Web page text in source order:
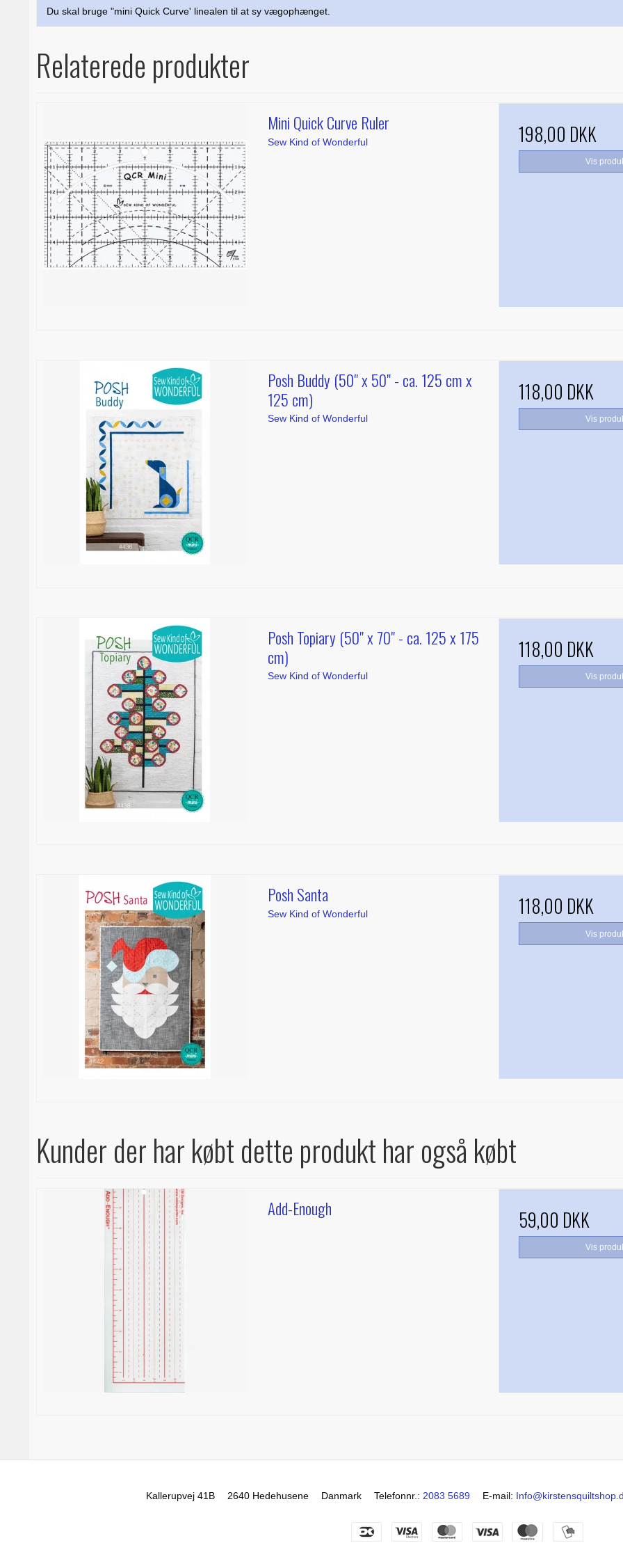
Du skal bruge "mini Quick Curve' linealen til at sy vægophænget.
Relaterede produkter
Mini Quick Curve Ruler
Sew Kind of Wonderful 198,00 DKK
Vis
Posh Buddy (50" x 50" - ca. 125 cm x
125 cm)
Sew Kind of Wonderful
118,00 DKK
Vis
Posh Topiary (50" x 70" - ca. 125 x 175
cm)
Sew Kind of Wonderful
118,00 DKK
Vis
Posh Santa
Sew Kind of Wonderful 118,00 DKK
Vis
Kunder der har købt dette produkt har også købt
Add-Enough 59,00 DKK
Vis
Kallerupvej 41B 2640 Hedehusene Danmark Telefonnr. : 2083 5689 E-mail: